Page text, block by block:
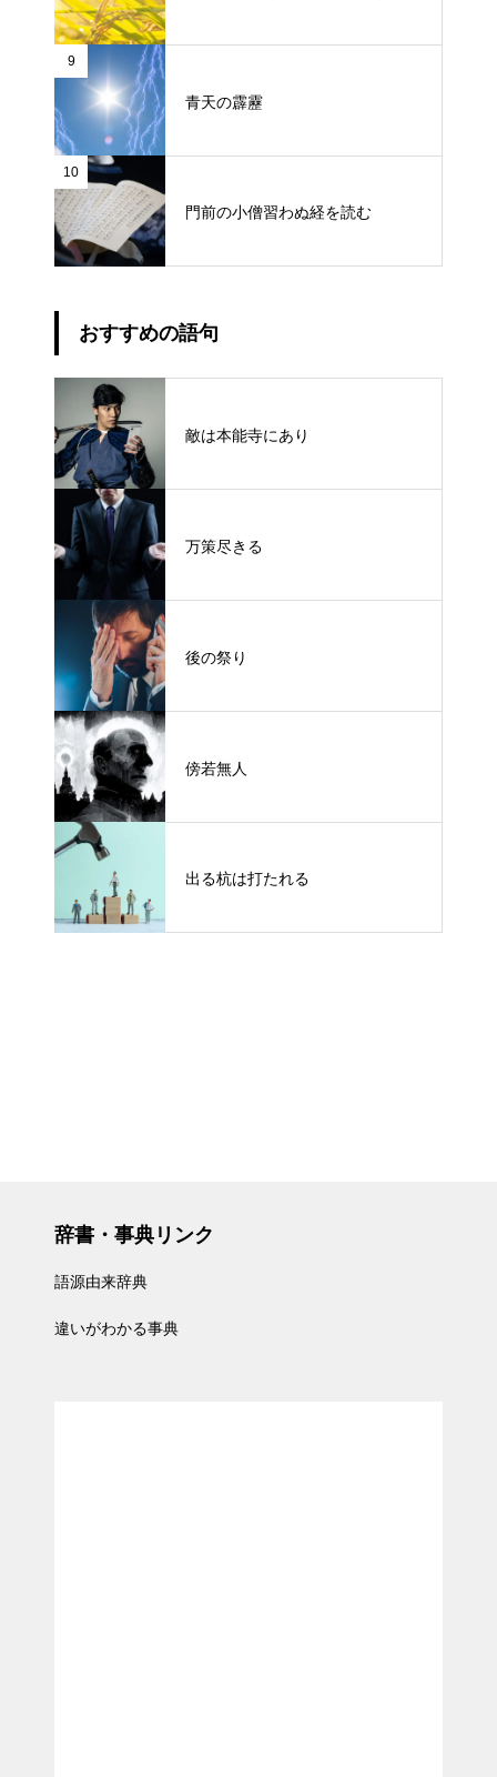
9
青天の霹靂
10
門前の小僧習わぬ経を読む
おすすめの語句
敵は本能寺にあり
万策尽きる
後の祭り
傍若無人
出る杭は打たれる
辞書・事典リンク
語源由来辞典
違いがわかる事典